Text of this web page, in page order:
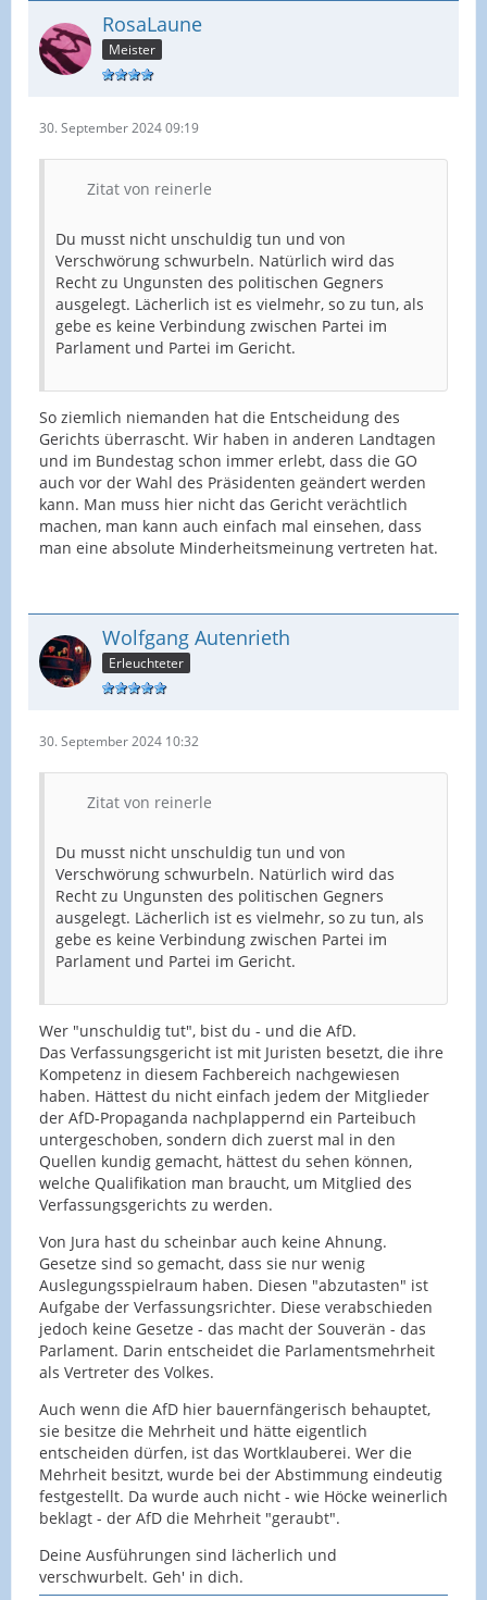
RosaLaune
Meister
30. September 2024 09:19
Zitat von reinerle
Du musst nicht unschuldig tun und von
Verschwörung schwurbeln. Natürlich wird das
Recht zu Ungunsten des politischen Gegners
ausgelegt. Lächerlich ist es vielmehr, so zu tun, als
gebe es keine Verbindung zwischen Partei im
Parlament und Partei im Gericht.
So ziemlich niemanden hat die Entscheidung des
Gerichts überrascht. Wir haben in anderen Landtagen
und im Bundestag schon immer erlebt, dass die GO
auch vor der Wahl des Präsidenten geändert werden
kann. Man muss hier nicht das Gericht verächtlich
machen, man kann auch einfach mal einsehen, dass
man eine absolute Minderheitsmeinung vertreten hat.
Wolfgang Autenrieth
Erleuchteter
30. September 2024 10:32
Zitat von reinerle
Du musst nicht unschuldig tun und von
Verschwörung schwurbeln. Natürlich wird das
Recht zu Ungunsten des politischen Gegners
ausgelegt. Lächerlich ist es vielmehr, so zu tun, als
gebe es keine Verbindung zwischen Partei im
Parlament und Partei im Gericht.
Wer "unschuldig tut", bist du - und die AfD.
Das Verfassungsgericht ist mit Juristen besetzt, die ihre
Kompetenz in diesem Fachbereich nachgewiesen
haben. Hättest du nicht einfach jedem der Mitglieder
der AfD-Propaganda nachplappernd ein Parteibuch
untergeschoben, sondern dich zuerst mal in den
Quellen kundig gemacht, hättest du sehen können,
welche Qualifikation man braucht, um Mitglied des
Verfassungsgerichts zu werden.
Von Jura hast du scheinbar auch keine Ahnung.
Gesetze sind so gemacht, dass sie nur wenig
Auslegungsspielraum haben. Diesen "abzutasten" ist
Aufgabe der Verfassungsrichter. Diese verabschieden
jedoch keine Gesetze - das macht der Souverän - das
Parlament. Darin entscheidet die Parlamentsmehrheit
als Vertreter des Volkes.
Auch wenn die AfD hier bauernfängerisch behauptet,
sie besitze die Mehrheit und hätte eigentlich
entscheiden dürfen, ist das Wortklauberei. Wer die
Mehrheit besitzt, wurde bei der Abstimmung eindeutig
festgestellt. Da wurde auch nicht - wie Höcke weinerlich
beklagt - der AfD die Mehrheit "geraubt".
Deine Ausführungen sind lächerlich und
verschwurbelt. Geh' in dich.